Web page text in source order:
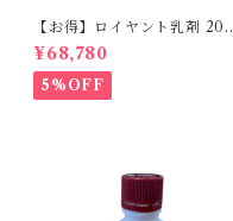
【お得】ロイヤント乳剤 200
ml 【1箱】20本入
¥68,780
5%OFF